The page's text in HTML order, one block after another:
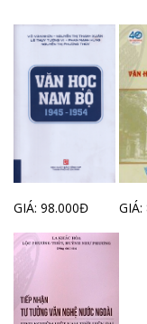
GIÁ: 98.000Đ